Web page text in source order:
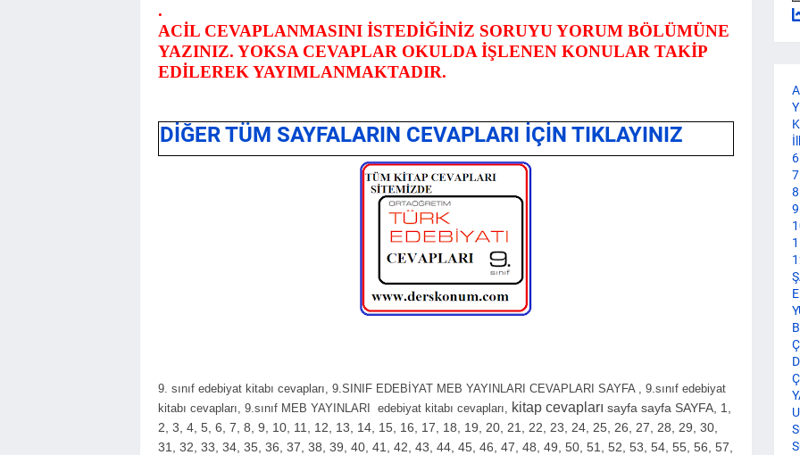
.
ACİL CEVAPLANMASINI İSTEDİĞİNİZ SORUYU YORUM BÖLÜMÜNE
YAZINIZ. YOKSA CEVAPLAR OKULDA İŞLENEN KONULAR TAKİP
EDİLEREK YAYIMLANMAKTADIR.
DİĞER TÜM SAYFALARIN CEVAPLARI İÇİN TIKLAYINIZ
9. sınıf edebiyat kitabı cevapları, 9.SINIF EDEBİYAT MEB YAYINLARI CEVAPLARI SAYFA , 9.sınıf edebiyat
kitabı cevapları, 9.sınıf MEB YAYINLARI edebiyat kitabı cevapları, kitap cevapları sayfa sayfa SAYFA, 1,
2, 3, 4, 5, 6, 7, 8, 9, 10, 11, 12, 13, 14, 15, 16, 17, 18, 19, 20, 21, 22, 23, 24, 25, 26, 27, 28, 29, 30,
31, 32, 33, 34, 35, 36, 37, 38, 39, 40, 41, 42, 43, 44, 45, 46, 47, 48, 49, 50, 51, 52, 53, 54, 55, 56, 57,